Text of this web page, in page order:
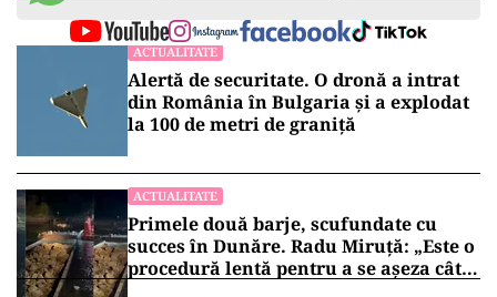
ACTUALITATE
Alertă de securitate. O dronă a intrat
din România în Bulgaria şi a explodat
la 100 de metri de graniţă
ACTUALITATE
Primele două barje, scufundate cu
succes în Dunăre. Radu Miruță: „Este o
procedură lentă pentru a se așeza cât